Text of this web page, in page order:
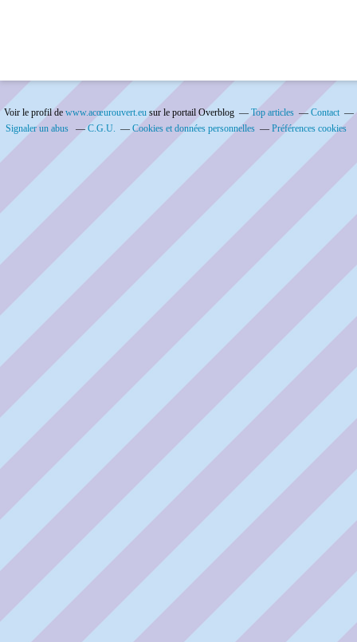
Voir le profil de www.acœurouvert.eusur le portail Overblog Top articles
Contact
Signaler un abus
C.G.U. Cookies et données personnelles Préférences cookies